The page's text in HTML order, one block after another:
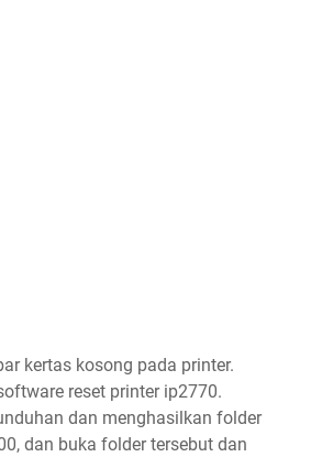
kertas kosong pada printer.
reset printer ip2770.
dan menghasilkan folder
dan buka folder tersebut dan